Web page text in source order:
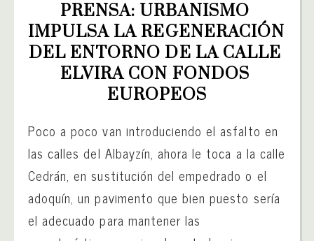
PRENSA: URBANISMO
IMPULSA LA REGENERACIÓN
DEL ENTORNO DE LA CALLE
ELVIRA CON FONDOS
EUROPEOS
Poco a poco van introduciendo el asfalto en
las calles del Albayzín, ahora le toca a la calle
Cedrán, en sustitución del empedrado o el
adoquín, un pavimento que bien puesto sería
el adecuado para mantener las